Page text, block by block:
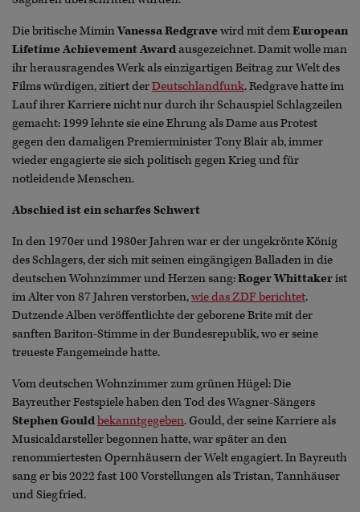
Die britische MiminVanessa Redgravewird mit demEuropean
Lifetime Achievement Awardausgezeichnet. Damit wolle man
ihr herausragendes Werk als einzigartigen Beitrag zur Welt des
Films würdigen, zitiert derDeutschlandfunk. Redgrave hatte im
Lauf ihrer Karriere nicht nur durch ihr Schauspiel Schlagzeilen
gemacht: 1999 lehnte sie eine Ehrung als Dame aus Protest
gegen den damaligen Premierminister Tony Blair ab, immer
wieder engagierte sie sich politisch gegen Krieg und für
notleidende Menschen.
Abschied ist ein scharfes Schwert
In den 1970er und 1980er Jahren war er der ungekrönte König
des Schlagers, der sich mit seinen eingängigen Balladen in die
deutschen Wohnzimmer und Herzen sang:Roger Whittakerist
im Alter von 87 Jahren verstorben,wie das ZDF berichtet.
Dutzende Alben veröffentlichte der geborene Brite mit der
sanften Bariton-Stimme in der Bundesrepublik, wo er seine
treueste Fangemeinde hatte.
Vom deutschen Wohnzimmer zum grünen Hügel: Die
Bayreuther Festspiele haben den Tod des Wagner-Sängers
Stephen Gouldbekanntgegeben. Gould, der seine Karriere als
Musicaldarsteller begonnen hatte, war später an den
renommiertesten Opernhäusern der Welt engagiert. In Bayreuth
sang er bis 2022 fast 100 Vorstellungen als Tristan, Tannhäuser
und Siegfried.